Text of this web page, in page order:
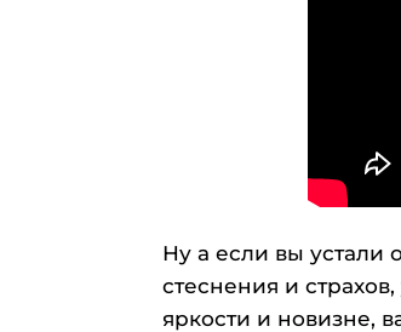
Ну а если вы устали
стеснения и
яркости и новизне,